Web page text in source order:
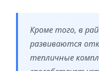
Кроме того, в
развиваются
тепличные